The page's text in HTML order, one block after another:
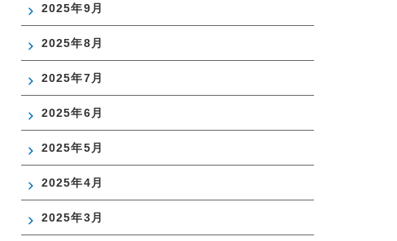
2025年9月
2025年8月
2025年7月
2025年6月
2025年5月
2025年4月
2025年3月